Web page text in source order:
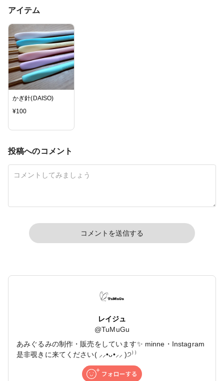
アイテム
かぎ針(DAISO)
¥100
投稿へのコメント
コメントを送信する
レイジュ
@TuMuGu
あみぐるみの制作・販売をしています✨ minne・Instagram
是非覗きに来てください( ⸝⸝•ᴗ•⸝⸝ )੭⁾⁾